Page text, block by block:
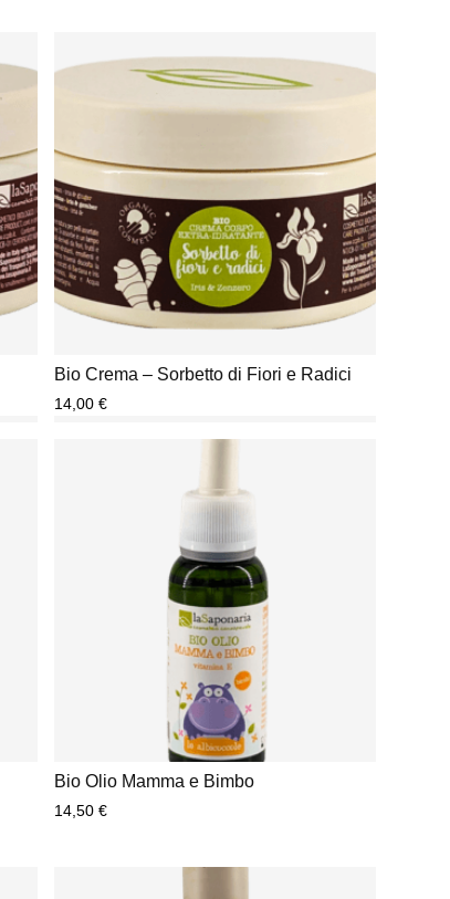
Bio Crema – Sorbetto di Fiori e Radici
14,00 €
Bio Olio Mamma e Bimbo
14,50 €